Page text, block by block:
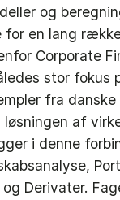
og
for en lang
Corporate
stor fokus
fra danske
løsningen af
i denne
og Derivater.